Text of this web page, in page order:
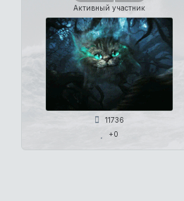
Активный участник
11736
+0